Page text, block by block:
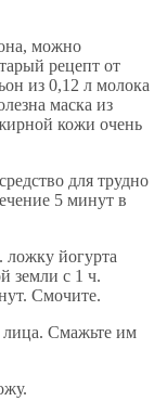
можно
рецепт от
из 0,12 л молока
маска из
кожи очень
для трудно
5 минут в
йогурта
земли с 1 ч.
Смочите.
лица. Смажьте им